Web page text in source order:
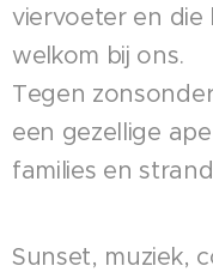
viervoeter en die
welkom bij ons.
Tegen
een gezellige
families en
Sunset, muziek,